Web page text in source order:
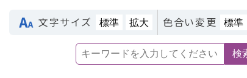
文字サイズ 標準 拡大 色合い変更 標準